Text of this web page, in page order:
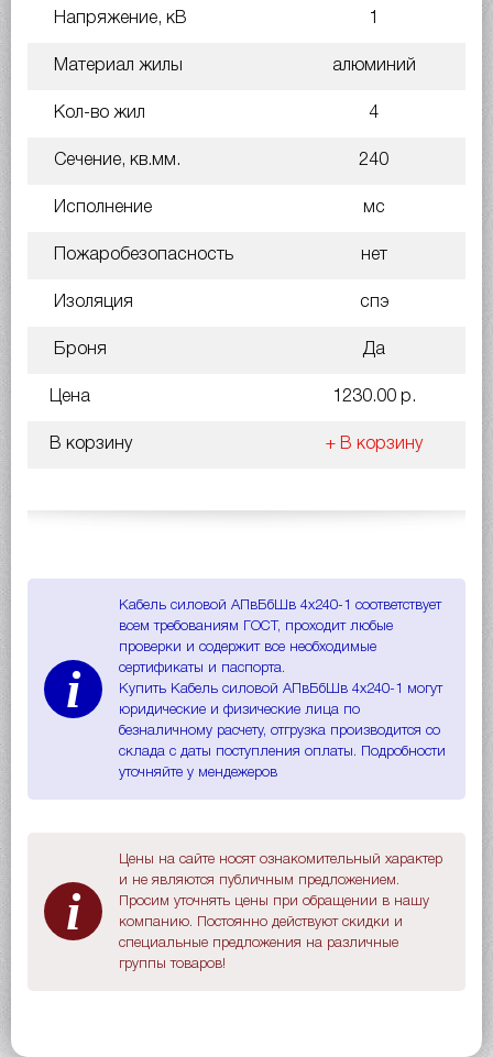
Напряжение, кВ 1
Материал жилы алюминий
Кол-во жил 4
Сечение, кв.мм. 240
Исполнение мс
Пожаробезопасность нет
Изоляция спэ
Броня Да
Цена 1230.00 р.
В корзину + В корзину
i
Кабель силовой АПвБбШв 4х240-1 соответствует
всем требованиям ГОСТ, проходит любые
проверки и содержит все необходимые
сертификаты и паспорта.
Купить Кабель силовой АПвБбШв 4х240-1 могут
юридические и физические лица по
безналичному расчету, отгрузка производится со
склада с даты поступления оплаты. Подробности
уточняйте у мендежеров
i
Цены на сайте носят ознакомительный характер
и не являются публичным предложением.
Просим уточнять цены при обращении в нашу
компанию. Постоянно действуют скидки и
специальные предложения на различные
группы товаров!